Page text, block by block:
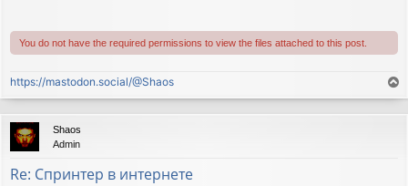
You do not have the required permissions to view the files attached to this post.
https://mastodon.social/@Shaos
o
p
Shaos
Admin
Re: Спринтер в интернете